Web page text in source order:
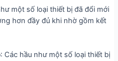
một số loại thiết bị đã đổi mới
hơn đầy đủ khi nhờ gồm kết
: Các hầu như một số loại thiết bị